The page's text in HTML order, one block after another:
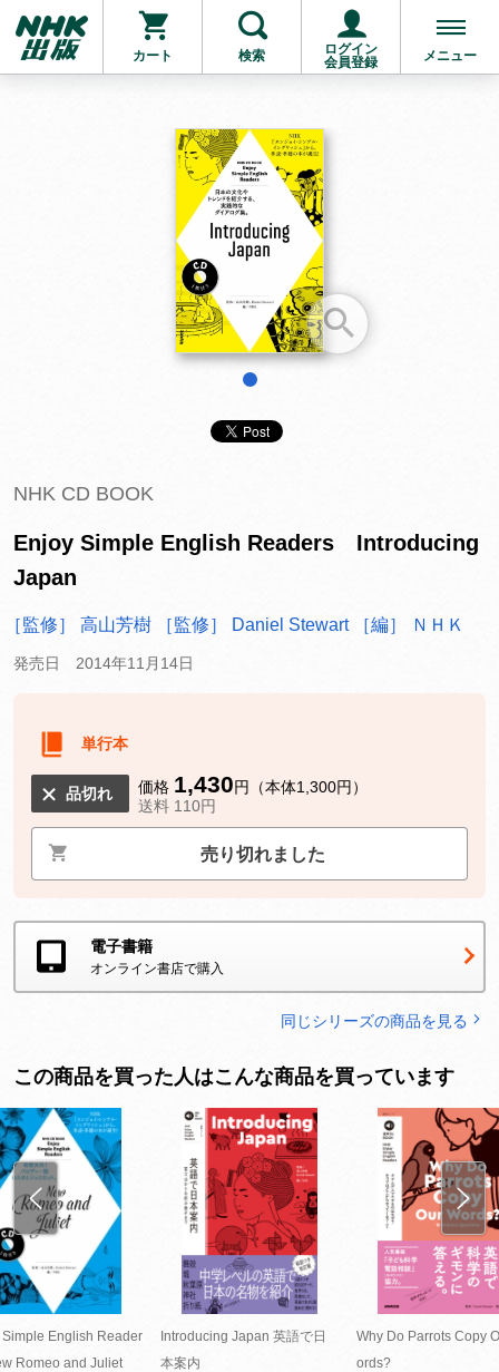
カート 検索
ログイン
会員登録
メニュー
お支払いに進む
他にも商品を買う
NHK CD BOOK
Enjoy Simple English Readers Introducing
Japan
［監修］ 高山芳樹 ［監修］ Daniel Stewart ［編］ ＮＨＫ
発売日 2014年11月14日
単行本
品切れ 価格 1,430円（本体1,300円）
送料 110円
売り切れました
電子書籍
オンライン書店で購入
同じシリーズの商品を見る
この商品を買った人はこんな商品を買っています
English Reader
Romeo and Juliet
Introducing Japan 英語で日
本案内
Why Do Parrots Copy
ords?